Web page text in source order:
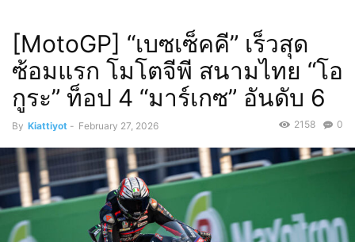
[MotoGP] “เบซเซ็คคี” เร็วสุด
ซ้อมแรก โมโตจีพี สนามไทย “โอ
กูระ” ท็อป 4 “มาร์เกซ” อันดับ 6
By Kiattiyot - February 27, 2026 0
2158